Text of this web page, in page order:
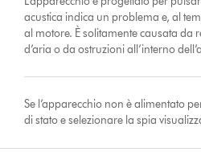
acustica indica un problema e, al
al motore. È solitamente causata da
d’aria o da ostruzioni all’interno
Se l’apparecchio non è alimentato
di stato e selezionare la spia